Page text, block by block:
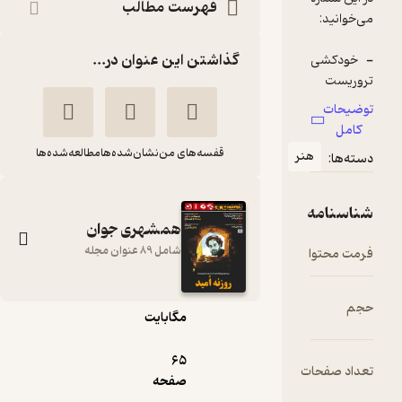
22.۷۷
فهرست مطالب
گذاشتن این عنوان در...
قفسه‌های من نشان‌شده‌هامطالعه‌شده‌ها
همشهری جوان
هفته نامه همشهری
جوان شماره 722
گروه نویسندگان